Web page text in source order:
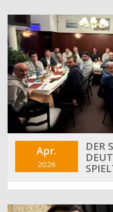
Apr.
2026
DER